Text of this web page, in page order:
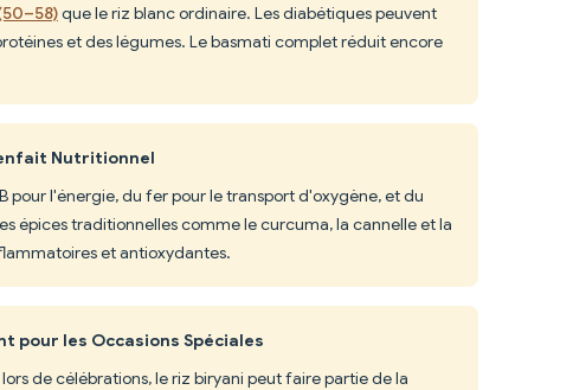
que le riz blanc ordinaire. Les diabétiques peuvent
et des légumes. Le basmati complet réduit encore
Nutritionnel
pour l'énergie, du fer pour le transport d'oxygène, et du
épices traditionnelles comme le curcuma, la cannelle et la
et antioxydantes.
pour les Occasions Spéciales
de célébrations, le riz biryani peut faire partie de la